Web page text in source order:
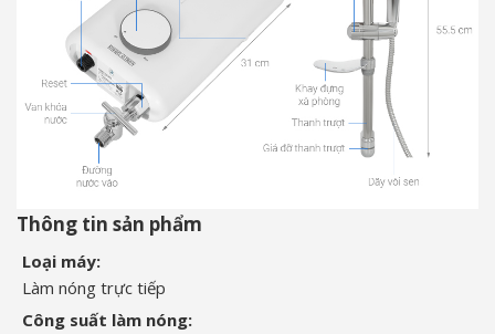
Thông tin sản phẩm
Loại máy:
Làm nóng trực tiếp
Công suất làm nóng: